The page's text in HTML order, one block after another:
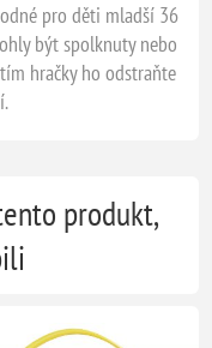
pro děti mladší 36
být spolknuty nebo
hračky ho odstraňte
produkt,